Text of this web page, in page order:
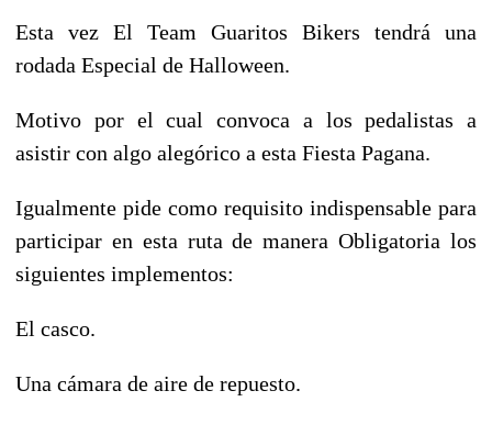
Esta vez El Team Guaritos Bikers tendrá una
rodada Especial de Halloween.
Motivo por el cual convoca a los pedalistas a
asistir con algo alegórico a esta Fiesta Pagana.
Igualmente pide como requisito indispensable para
participar en esta ruta de manera Obligatoria los
siguientes implementos:
El casco.
Una cámara de aire de repuesto.